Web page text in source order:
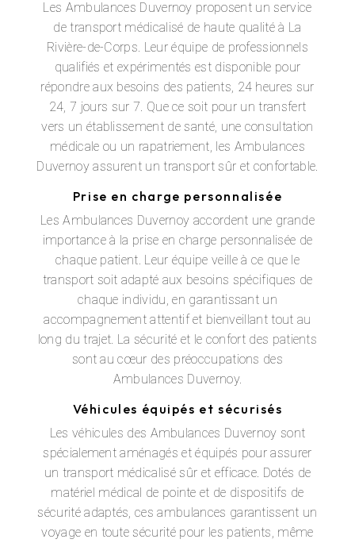
Les Ambulances Duvernoy proposent un service
de transport médicalisé de haute qualité à La
Rivière-de-Corps. Leur équipe de professionnels
qualifiés et expérimentés est disponible pour
répondre aux besoins des patients, 24 heures sur
24, 7 jours sur 7. Que ce soit pour un transfert
vers un établissement de santé, une consultation
médicale ou un rapatriement, les Ambulances
Duvernoy assurent un transport sûr et confortable.
Prise en charge personnalisée
Les Ambulances Duvernoy accordent une grande
importance à la prise en charge personnalisée de
chaque patient. Leur équipe veille à ce que le
transport soit adapté aux besoins spécifiques de
chaque individu, en garantissant un
accompagnement attentif et bienveillant tout au
long du trajet. La sécurité et le confort des patients
sont au cœur des préoccupations des
Ambulances Duvernoy.
Véhicules équipés et sécurisés
Les véhicules des Ambulances Duvernoy sont
spécialement aménagés et équipés pour assurer
un transport médicalisé sûr et efficace. Dotés de
matériel médical de pointe et de dispositifs de
sécurité adaptés, ces ambulances garantissent un
voyage en toute sécurité pour les patients, même